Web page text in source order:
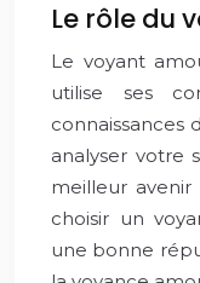
Le rôle du
Le voyant
utilise ses
connaissances
analyser votre
meilleur
choisir un
une bonne